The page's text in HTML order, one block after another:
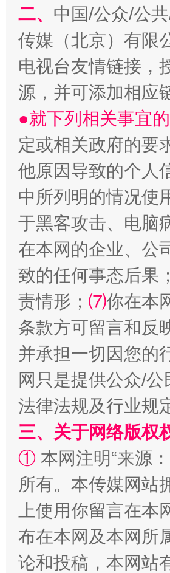
从幼儿园到大学，有这些资助
事关残疾人未来5年
二、 中国/公众/公
传媒（北京）有限
电视台友情链接，
源，并可添加相应
●就下列相关事宜
定或相关政府的要
他原因导致的个人
中所列明的情况使
于黑客攻击、电脑
在本网的企业、公
致的任何事态后果；
责情形； ⑺你在本
条款方可留言和反
并承担一切因您的
网只是提供公众/
法律法规及行业规
三、关于网络版权
① 本网注明“来源
所有。本传媒网站
上使用你留言在
布在本网及本网所
论和投稿，本网站